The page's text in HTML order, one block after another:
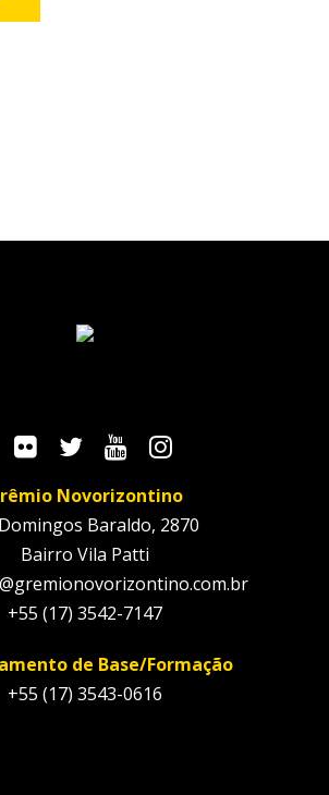
Novorizontino
Baraldo, 2870
Bairro Vila Patti
+55 (17) 3542-7147
de Base/Formação
+55 (17) 3543-0616